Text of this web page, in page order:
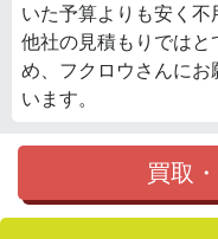
いた予算よりも安く不
他社の見積もりでは
め、フクロウさんに
います。
買取